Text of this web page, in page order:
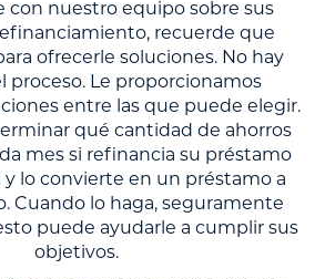
con nuestro equipo sobre sus
recuerde que
ofrecerle soluciones. No hay
proceso. Le proporcionamos
entre las que puede elegir.
qué cantidad de ahorros
mes si refinancia su préstamo
y lo convierte en un préstamo a
Cuando lo haga, seguramente
puede ayudarle a cumplir sus
objetivos.